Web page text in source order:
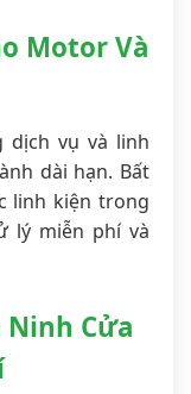
Motor Và
dịch vụ và linh
dài hạn. Bất
linh kiện trong
lý miễn phí và
Ninh Cửa